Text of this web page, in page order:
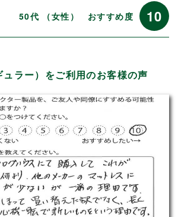
50代 （女性） おすすめ度 10
ラー）をご利用のお客様の声